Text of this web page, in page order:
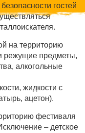
гостей
на территорию
режущие предметы,
алкогольные
жидкости с
ацетон).
фестиваля
– детское